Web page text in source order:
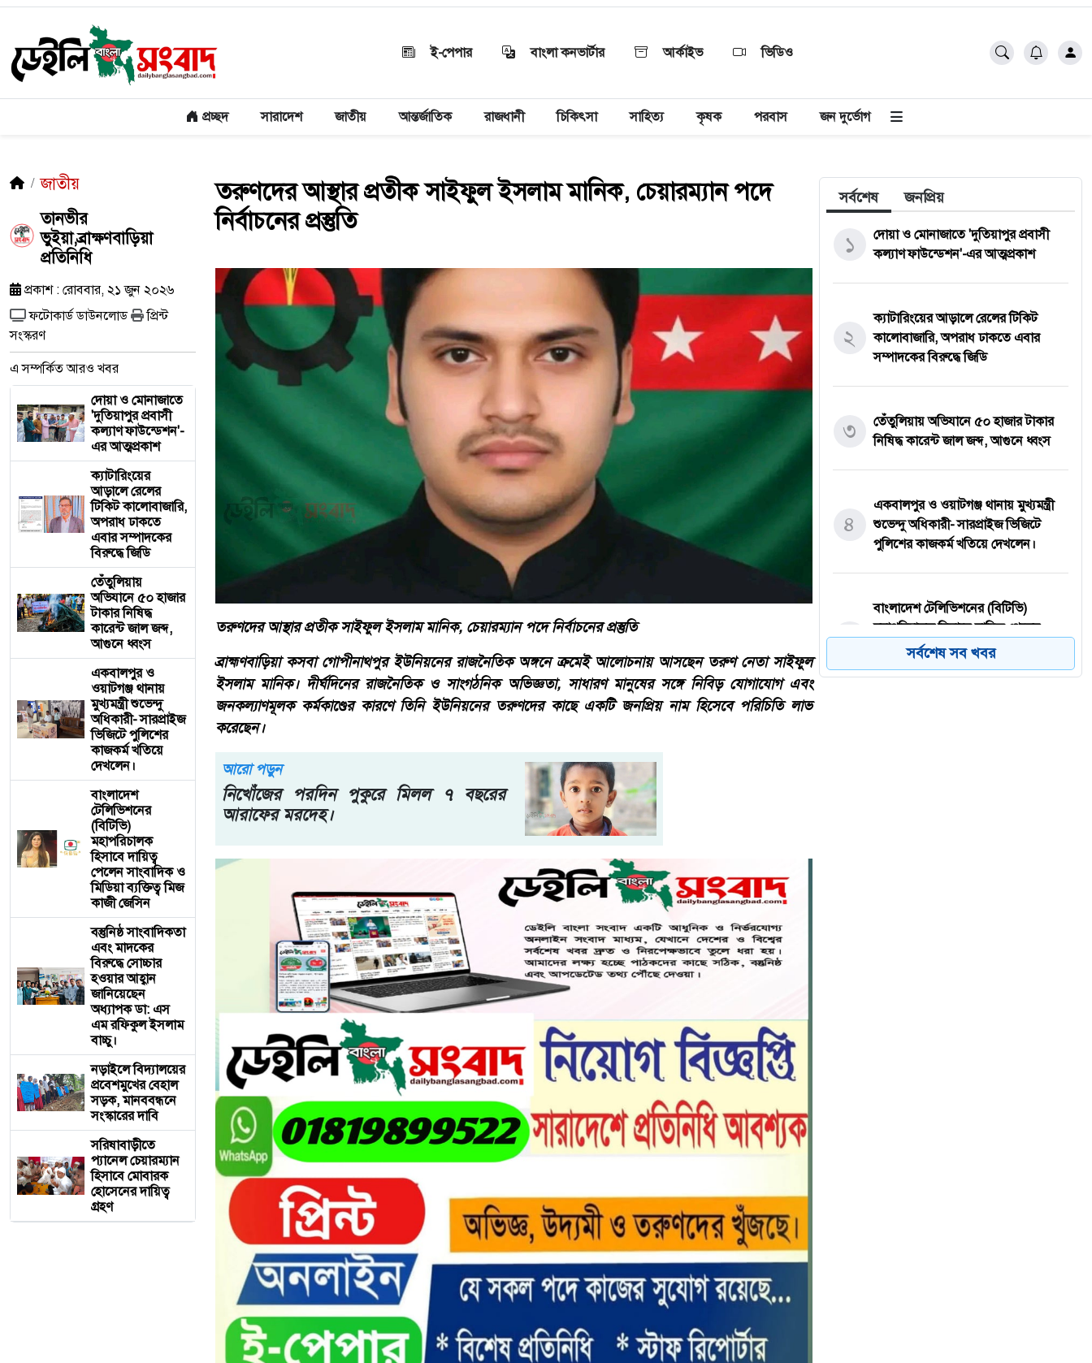
ই-পেপার বাংলা কনভার্টার আর্কাইভ ভিডিও
প্রচ্ছদ সারাদেশ জাতীয় আন্তর্জাতিক রাজধানী চিকিৎসা সাহিত্য কৃষক পরবাস জন দুর্ভোগ
জাতীয়
তানভীর
ভুইয়া,ব্রাক্ষণবাড়িয়া
প্রতিনিধি
প্রকাশ : রোববার, ২১ জুন ২০২৬
ফটোকার্ড ডাউনলোড
প্রিন্ট
সংস্করণ
এ সম্পর্কিত আরও খবর
দোয়া ও মোনাজাতে
'দুতিয়াপুর প্রবাসী
কল্যাণ ফাউন্ডেশন'-
এর আত্মপ্রকাশ
ক্যাটারিংয়ের
আড়ালে রেলের
টিকিট কালোবাজারি,
অপরাধ ঢাকতে
এবার সম্পাদকের
বিরুদ্ধে জিডি
তেঁতুলিয়ায়
অভিযানে ৫০ হাজার
টাকার নিষিদ্ধ
কারেন্ট জাল জব্দ,
আগুনে ধ্বংস
একবালপুর ও
ওয়াটগঞ্জ থানায়
মুখ্যমন্ত্রী শুভেন্দু
অধিকারী- সারপ্রাইজ
ভিজিটে পুলিশের
কাজকর্ম খতিয়ে
দেখলেন।
বাংলাদেশ
টেলিভিশনের
(বিটিভি)
মহাপরিচালক
হিসাবে দায়িত্ব
পেলেন সাংবাদিক ও
মিডিয়া ব্যক্তিত্ব মিজ
কাজী জেসিন
বস্তুনিষ্ঠ সাংবাদিকতা
এবং মাদকের
বিরুদ্ধে সোচ্চার
হওয়ার আহ্বান
জানিয়েছেন
অধ্যাপক ডা: এস
এম রফিকুল ইসলাম
বাচ্চু।
নড়াইলে বিদ্যালয়ের
প্রবেশমুখের বেহাল
সড়ক, মানববন্ধনে
সংস্কারের দাবি
সরিষাবাড়ীতে
প্যানেল চেয়ারম্যান
হিসাবে মোবারক
হোসেনের দায়িত্ব
গ্রহণ
তরুণদের আস্থার প্রতীক সাইফুল ইসলাম মানিক, চেয়ারম্যান পদে
নির্বাচনের প্রস্তুতি
তরুণদের আস্থার প্রতীক সাইফুল ইসলাম মানিক, চেয়ারম্যান পদে নির্বাচনের প্রস্তুতি
ব্রাহ্মণবাড়িয়া কসবা গোপীনাথপুর ইউনিয়নের রাজনৈতিক অঙ্গনে ক্রমেই আলোচনায় আসছেন তরুণ নেতা সাইফুল
ইসলাম মানিক। দীর্ঘদিনের রাজনৈতিক ও সাংগঠনিক অভিজ্ঞতা, সাধারণ মানুষের সঙ্গে নিবিড় যোগাযোগ এবং
জনকল্যাণমূলক কর্মকাণ্ডের কারণে তিনি ইউনিয়নের তরুণদের কাছে একটি জনপ্রিয় নাম হিসেবে পরিচিতি লাভ
করেছেন।
আরো পড়ুন
নিখোঁজের পরদিন পুকুরে মিলল ৭ বছরের
আরাফের মরদেহ।
সর্বশেষ জনপ্রিয়
১
দোয়া ও মোনাজাতে 'দুতিয়াপুর প্রবাসী
কল্যাণ ফাউন্ডেশন'-এর আত্মপ্রকাশ
২
ক্যাটারিংয়ের আড়ালে রেলের টিকিট
কালোবাজারি, অপরাধ ঢাকতে এবার
সম্পাদকের বিরুদ্ধে জিডি
৩
তেঁতুলিয়ায় অভিযানে ৫০ হাজার টাকার
নিষিদ্ধ কারেন্ট জাল জব্দ, আগুনে ধ্বংস
৪
একবালপুর ও ওয়াটগঞ্জ থানায় মুখ্যমন্ত্রী
শুভেন্দু অধিকারী- সারপ্রাইজ ভিজিটে
পুলিশের কাজকর্ম খতিয়ে দেখলেন।
৫
বাংলাদেশ টেলিভিশনের (বিটিভি)
মহাপরিচালক হিসাবে দায়িত্ব পেলেন
সাংবাদিক ও মিডিয়া ব্যক্তিত্ব মিজ কাজী
জেসিন
সর্বশেষ সব খবর